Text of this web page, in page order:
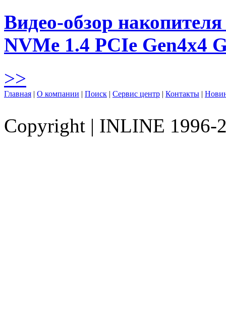
Видео-обзор
NVMe 1.4 PCIe Gen4х4
>>
Главная | О компании | Поиск | Сервис центр | Контакты |
Copyright | INLINE 1996-